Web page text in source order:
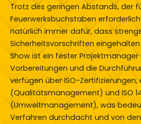
Trotz des geringen Abstands, der
Feuerwerksbuchstaben
natürlich immer dafür, dass
Sicherheitsvorschriften
Show ist ein fester
Vorbereitungen und die
verfügen über ISO-Zertifizierungen,
(Qualitätsmanagement) und ISO
(Umweltmanagement), was
Verfahren durchdacht und von